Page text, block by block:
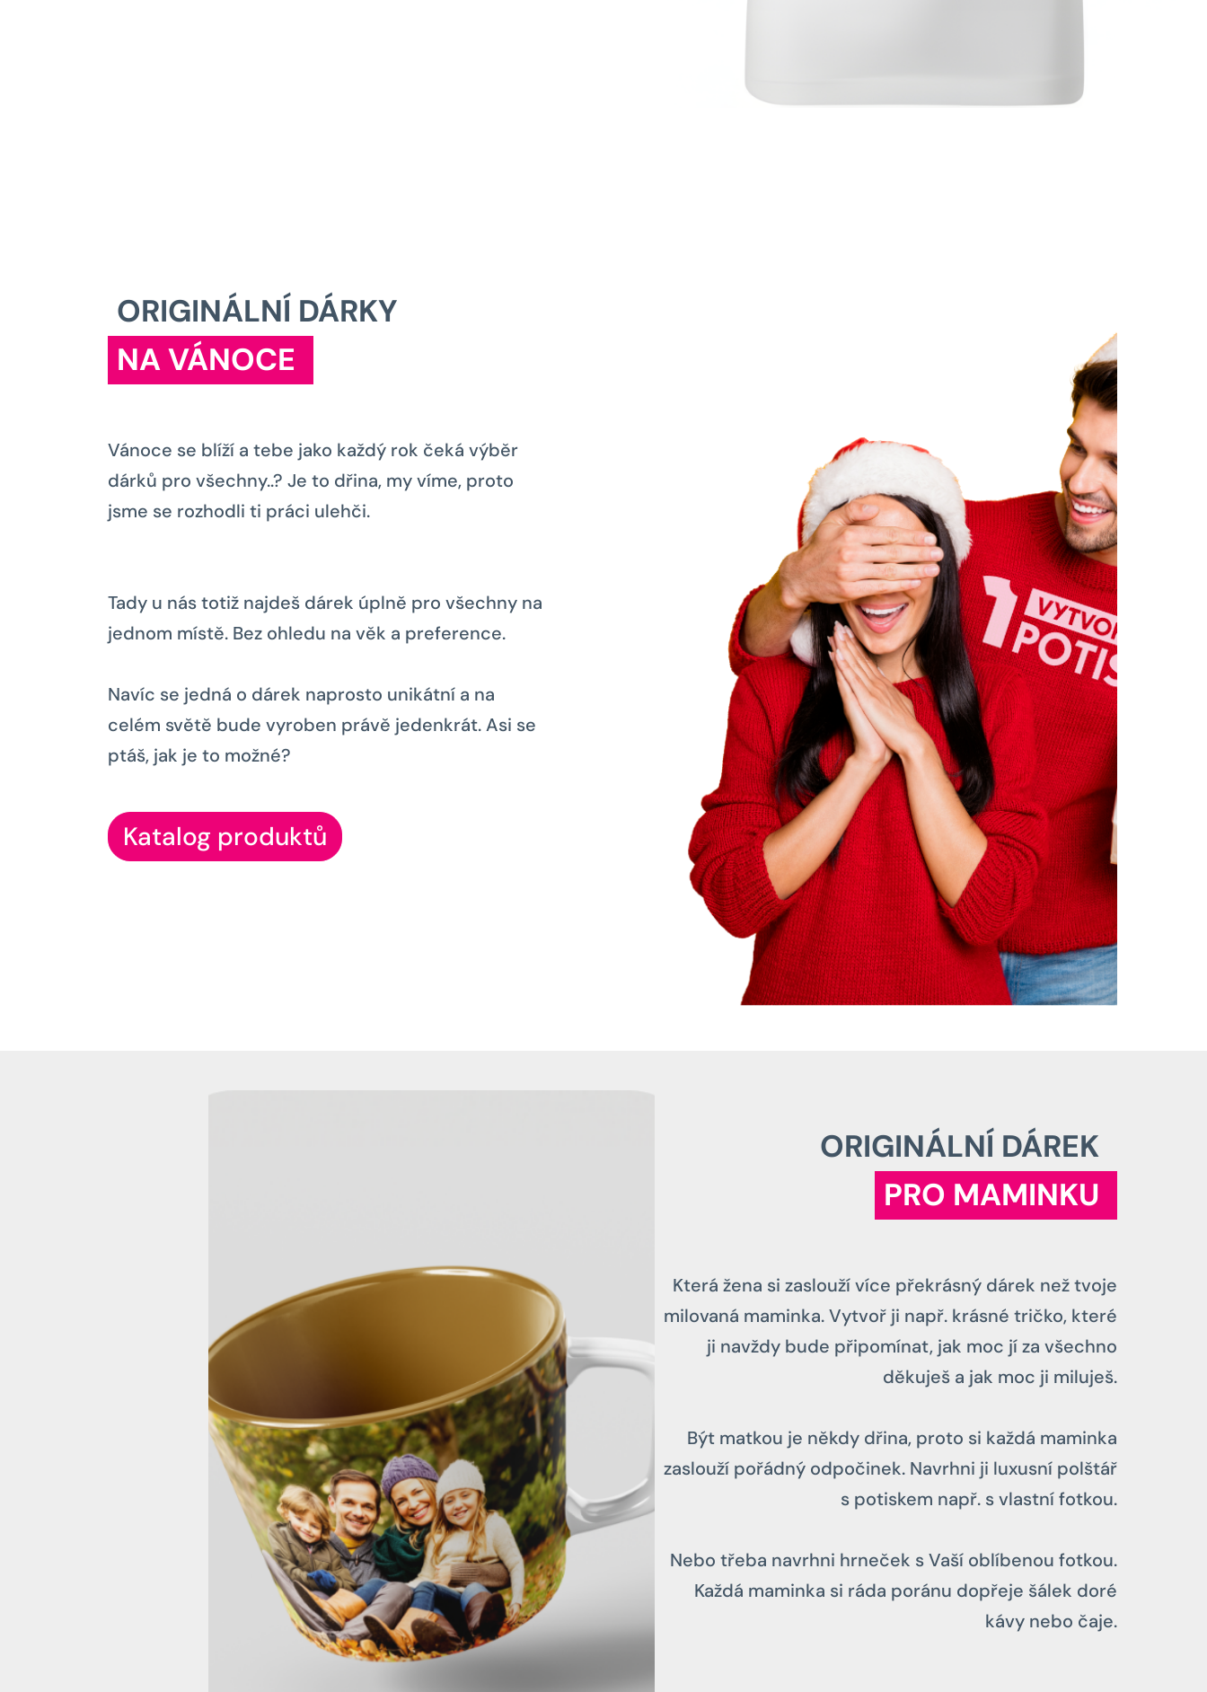
ORIGINÁLNÍ DÁRKY
NA VÁNOCE
Vánoce se blíží a tebe jako každý rok čeká výběr
dárků pro všechny..? Je to dřina, my víme, proto
jsme se rozhodli ti práci ulehči.
Tady u nás totiž najdeš dárek úplně pro všechny na
jednom místě. Bez ohledu na věk a preference.
Navíc se jedná o dárek naprosto unikátní a na
celém světě bude vyroben právě jedenkrát. Asi se
ptáš, jak je to možné?
Katalog produktů
ORIGINÁLNÍ DÁREK
PRO MAMINKU
Která žena si zaslouží více překrásný dárek než tvoje
milovaná maminka. Vytvoř ji např. krásné tričko, které
ji navždy bude připomínat, jak moc jí za všechno
děkuješ a jak moc ji miluješ.
Být matkou je někdy dřina, proto si každá maminka
zaslouží pořádný odpočinek. Navrhni ji luxusní polštář
s potiskem např. s vlastní fotkou.
Nebo třeba navrhni hrneček s Vaší oblíbenou fotkou.
Každá maminka si ráda poránu dopřeje šálek doré
kávy nebo čaje.